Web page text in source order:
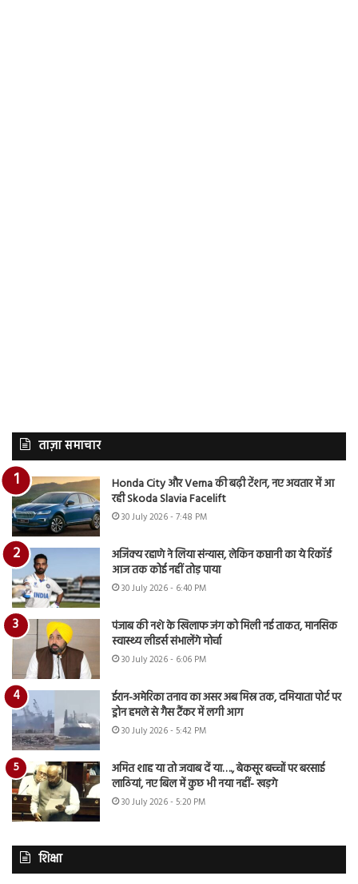
ताज़ा समाचार
Honda City और Verna की बढ़ी टेंशन, नए अवतार में आ
रही Skoda Slavia Facelift
30 July 2026 - 7:48 PM
अजिंक्य रहाणे ने लिया संन्यास, लेकिन कप्तानी का ये रिकॉर्ड
आज तक कोई नहीं तोड़ पाया
30 July 2026 - 6:40 PM
पंजाब की नशे के खिलाफ जंग को मिली नई ताकत, मानसिक
स्वास्थ्य लीडर्स संभालेंगे मोर्चा
30 July 2026 - 6:06 PM
ईरान-अमेरिका तनाव का असर अब मिस्र तक, दमियाता पोर्ट पर
ड्रोन हमले से गैस टैंकर में लगी आग
30 July 2026 - 5:42 PM
अमित शाह या तो जवाब दें या…., बेकसूर बच्चों पर बरसाई
लाठियां, नए बिल में कुछ भी नया नहीं- खड़गे
30 July 2026 - 5:20 PM
शिक्षा